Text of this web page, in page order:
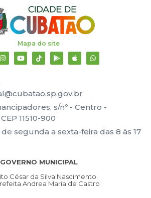
Mapa do site
s/nº - Centro -
11510-900
segunda a sexta-feira das 8 às 17
GOVERNO MUNICIPAL
César da Silva Nascimento
Andrea Maria de Castro